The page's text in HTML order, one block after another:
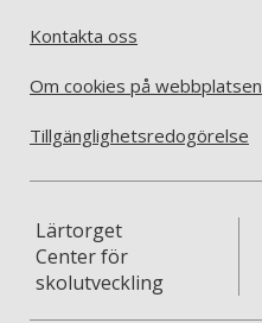
Kontakta oss
Om cookies på webbplatsen
Tillgänglighetsredogörelse
Lärtorget
Center för
skolutveckling